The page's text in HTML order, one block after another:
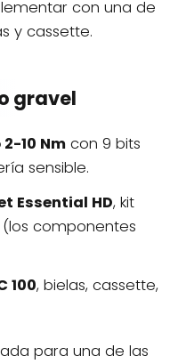
con una de
y cassette.
gravel
10 Nm con 9 bits
sensible.
Essential HD, kit
componentes
100, bielas, cassette,
para una de las